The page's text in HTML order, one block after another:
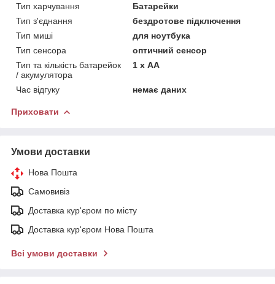
Тип харчування
Батарейки
Тип з'єднання
бездротове підключення
Тип миші
для ноутбука
Тип сенсора
оптичний сенсор
Тип та кількість батарейок
/ акумулятора
1 х АА
Час відгуку немає даних
Приховати
Умови доставки
Нова Пошта
Самовивіз
Доставка кур'єром по місту
Доставка кур'єром Нова Пошта
Всі умови доставки